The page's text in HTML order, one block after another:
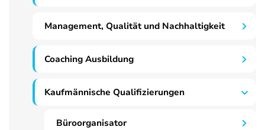
Management, Qualität und Nachhaltigkeit
Coaching Ausbildung
Kaufmännische Qualifizierungen
Büroorganisator